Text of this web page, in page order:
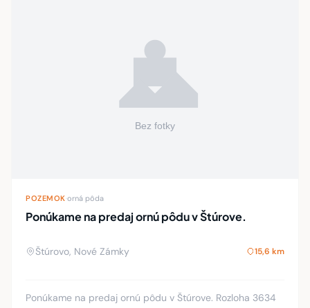
POZEMOK orná pôda
Ponúkame na predaj ornú pôdu v Štúrove.
Štúrovo, Nové Zámky 15,6 km
Ponúkame na predaj ornú pôdu v Štúrove. Rozloha 3634